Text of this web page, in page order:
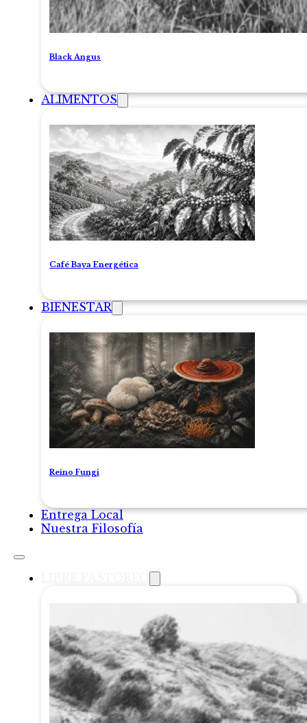
Black Angus
ALIMENTOS
Café Baya Energética
BIENESTAR
Reino Fungi
Entrega Local
Nuestra Filosofía